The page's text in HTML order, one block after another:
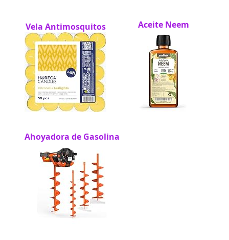
Vela Antimosquitos Aceite Neem
Ahoyadora de Gasolina